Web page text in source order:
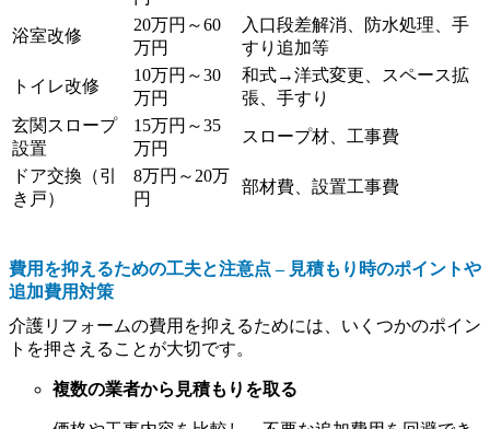
浴室改修
20万円～60
万円
入口段差解消、防水処理、手
すり追加等
トイレ改修
10万円～30
万円
和式→洋式変更、スペース拡
張、手すり
玄関スロープ
設置
15万円～35
万円
スロープ材、工事費
ドア交換（引
き戸）
8万円～20万
円
部材費、設置工事費
費用を抑えるための工夫と注意点 – 見積もり時のポイントや
追加費用対策
介護リフォームの費用を抑えるためには、いくつかのポイン
トを押さえることが大切です。
複数の業者から見積もりを取る